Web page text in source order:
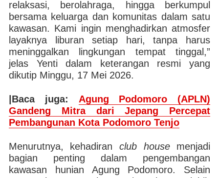
relaksasi, berolahraga, hingga berkumpul
bersama keluarga dan komunitas dalam satu
kawasan. Kami ingin menghadirkan atmosfer
layaknya liburan setiap hari, tanpa harus
meninggalkan lingkungan tempat tinggal,”
jelas Yenti dalam keterangan resmi yang
dikutip Minggu, 17 Mei 2026.
|Baca juga: Agung Podomoro (APLN)
Gandeng Mitra dari Jepang Percepat
Pembangunan Kota Podomoro Tenjo
Menurutnya, kehadiran club house menjadi
bagian penting dalam pengembangan
kawasan hunian Agung Podomoro. Selain